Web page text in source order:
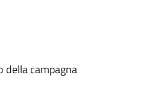
della campagna